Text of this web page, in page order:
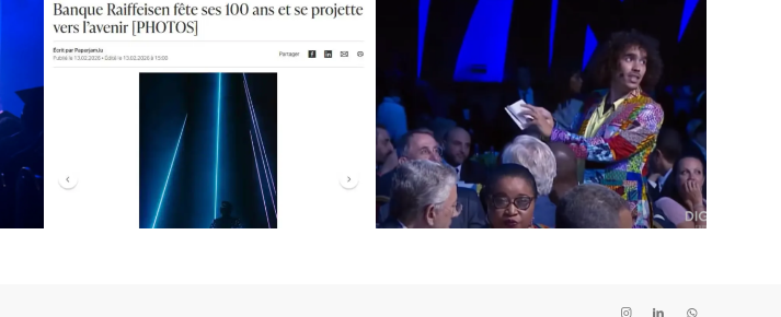
L’événement
exceptionnel qui
attire médias et
presse.
février 27, 2026
Technologique
Immersif lors d’un
Événement en
Afrique : Une
Nouvelle Façon de